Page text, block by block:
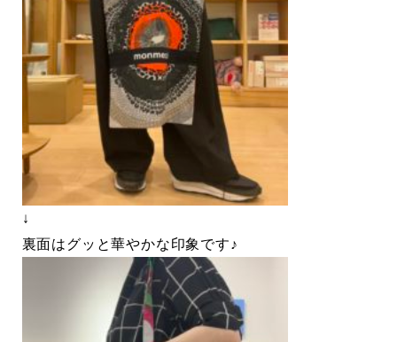
↓
裏面はグッと華やかな印象です♪